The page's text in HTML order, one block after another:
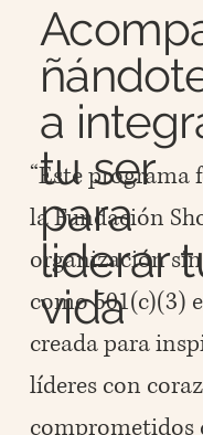
a
tu ser
para
liderar
vida
“Este programa
la Fundación
organización
como 501(c)(3)
creada para
líderes con
comprometidos